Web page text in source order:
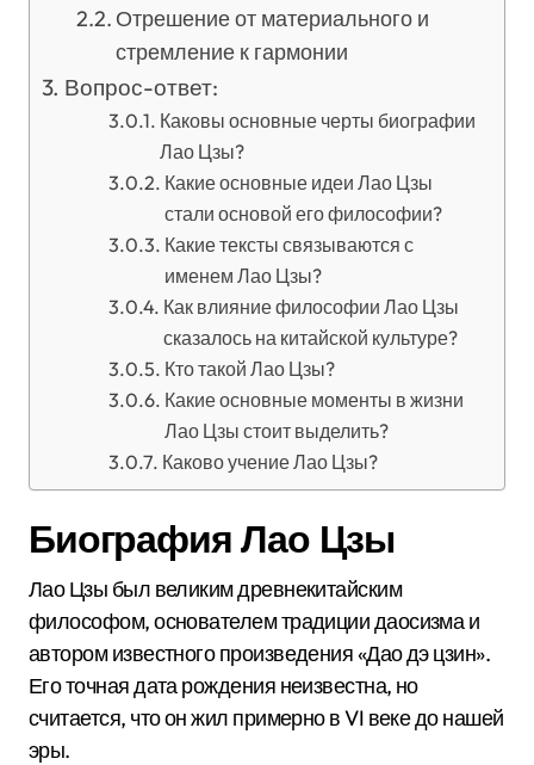
Отрешение от материального и
стремление к гармонии
Вопрос-ответ:
Каковы основные черты биографии
Лао Цзы?
Какие основные идеи Лао Цзы
стали основой его философии?
Какие тексты связываются с
именем Лао Цзы?
Как влияние философии Лао Цзы
сказалось на китайской культуре?
Кто такой Лао Цзы?
Какие основные моменты в жизни
Лао Цзы стоит выделить?
Каково учение Лао Цзы?
Биография Лао Цзы
Лао Цзы был великим древнекитайским
философом, основателем традиции даосизма и
автором известного произведения «Дао дэ цзин».
Его точная дата рождения неизвестна, но
считается, что он жил примерно в VI веке до нашей
эры.